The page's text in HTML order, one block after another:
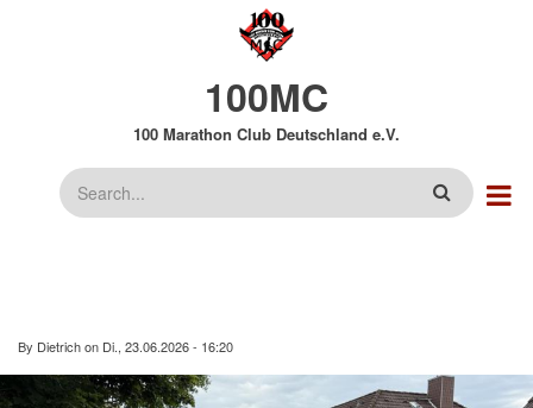
100MC
100 Marathon Club Deutschland e.V.
Suche
By Dietrichon Di., 23.06.2026 - 16:20